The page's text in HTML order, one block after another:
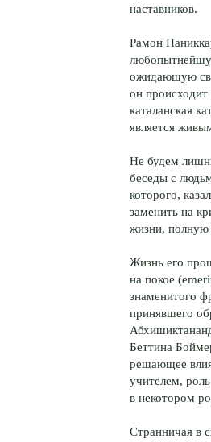
наставников.
Рамон
ожидающую
он
каталанская
является
Не будем
беседы с
которого,
заменить на
жизни, полную
Жизнь его
на покое
знаменитого
принявшего
Беттина
решающее
учителем,
в некотором
Странничая в